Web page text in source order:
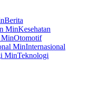
Berita
Kesehatan
Otomotif
Internasional
Teknologi